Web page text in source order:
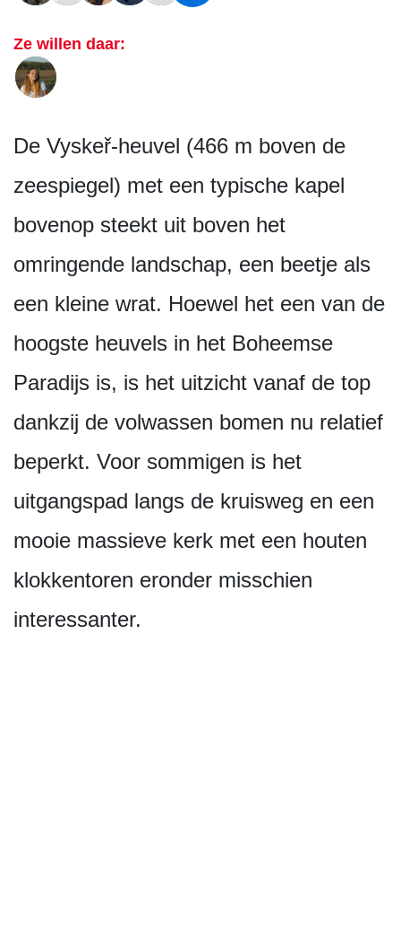
Ze willen daar:
De Vyskeř-heuvel (466 m boven de
zeespiegel) met een typische kapel
bovenop steekt uit boven het
omringende landschap, een beetje als
een kleine wrat. Hoewel het een van de
hoogste heuvels in het Boheemse
Paradijs is, is het uitzicht vanaf de top
dankzij de volwassen bomen nu relatief
beperkt. Voor sommigen is het
uitgangspad langs de kruisweg en een
mooie massieve kerk met een houten
klokkentoren eronder misschien
interessanter.